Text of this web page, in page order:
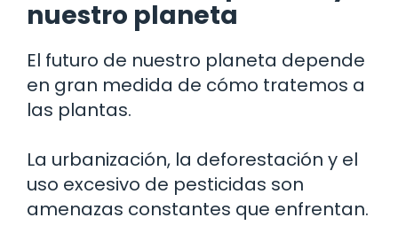
nuestro planeta
El futuro de nuestro planeta depende
en gran medida de cómo tratemos a
las plantas.
La urbanización, la deforestación y el
uso excesivo de pesticidas son
amenazas constantes que enfrentan.